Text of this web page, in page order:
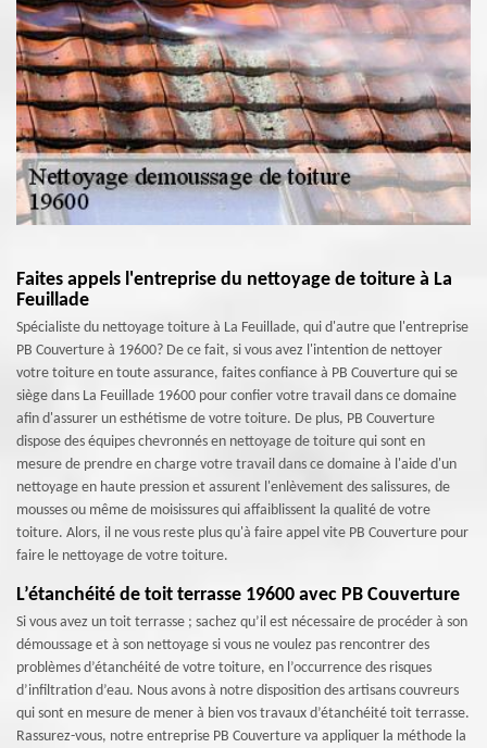
Faites appels l'entreprise du nettoyage de toiture à La
Feuillade
Spécialiste du nettoyage toiture à La Feuillade, qui d'autre que l'entreprise
PB Couverture à 19600? De ce fait, si vous avez l'intention de nettoyer
votre toiture en toute assurance, faites confiance à PB Couverture qui se
siège dans La Feuillade 19600 pour confier votre travail dans ce domaine
afin d'assurer un esthétisme de votre toiture. De plus, PB Couverture
dispose des équipes chevronnés en nettoyage de toiture qui sont en
mesure de prendre en charge votre travail dans ce domaine à l'aide d'un
nettoyage en haute pression et assurent l'enlèvement des salissures, de
mousses ou même de moisissures qui affaiblissent la qualité de votre
toiture. Alors, il ne vous reste plus qu'à faire appel vite PB Couverture pour
faire le nettoyage de votre toiture.
L’étanchéité de toit terrasse 19600 avec PB Couverture
Si vous avez un toit terrasse ; sachez qu’il est nécessaire de procéder à son
démoussage et à son nettoyage si vous ne voulez pas rencontrer des
problèmes d’étanchéité de votre toiture, en l’occurrence des risques
d’infiltration d’eau. Nous avons à notre disposition des artisans couvreurs
qui sont en mesure de mener à bien vos travaux d’étanchéité toit terrasse.
Rassurez-vous, notre entreprise PB Couverture va appliquer la méthode la